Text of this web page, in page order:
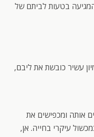
בטעות לביתם של
עשיר כובשת את ליבם,
אותה ומכפישים את
עיקרי בחייה. אן,